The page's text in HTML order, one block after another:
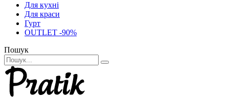
Для кухні
Для краси
Гурт
OUTLET -90%
Пошук